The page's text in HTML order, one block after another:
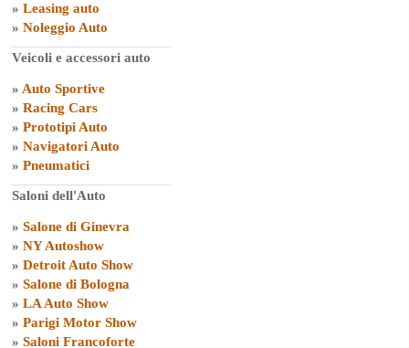
» Leasing auto
» Noleggio Auto
Veicoli e accessori auto
» Auto Sportive
» Racing Cars
» Prototipi Auto
» Navigatori Auto
» Pneumatici
Saloni dell'Auto
» Salone di Ginevra
» NY Autoshow
» Detroit Auto Show
» Salone di Bologna
» LA Auto Show
» Parigi Motor Show
» Saloni Francoforte